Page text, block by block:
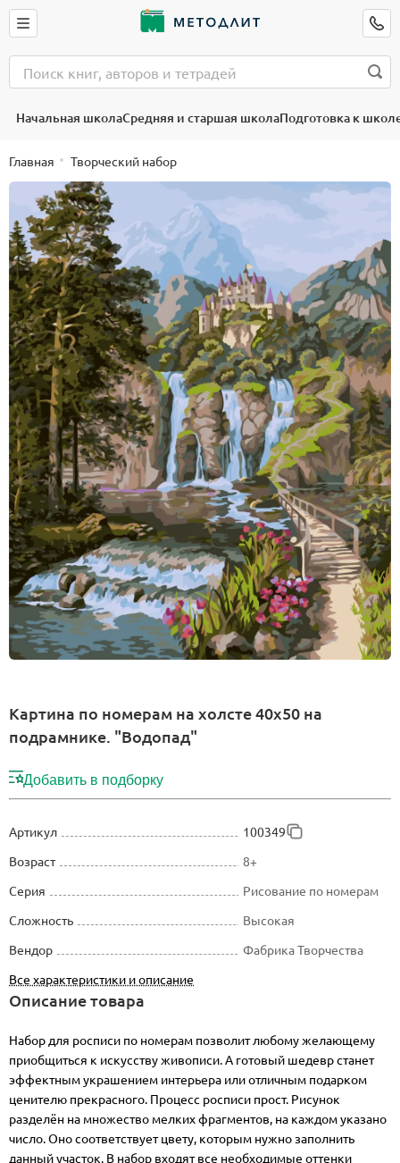
Начальная школаСредняя и старшая школаПодготовка к
Главная Творческий набор
Картина по номерам на холсте 40х50 на
подрамнике. "Водопад"
Добавить в подборку
Артикул
100349
Возраст
8+
Серия
Рисование по номерам
Сложность
Высокая
Вендор
Фабрика Творчества
Все характеристики и описание
Описание товара
Набор для росписи по номерам позволит любому желающему
приобщиться к искусству живописи. А готовый шедевр станет
эффектным украшением интерьера или отличным подарком
ценителю прекрасного. Процесс росписи прост. Рисунок
разделён на множество мелких фрагментов, на каждом указано
число. Оно соответствует цвету, которым нужно заполнить
данный участок. В набор входят все необходимые оттенки